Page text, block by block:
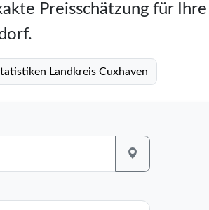
Preisschätzung für Ihre
Landkreis Cuxhaven